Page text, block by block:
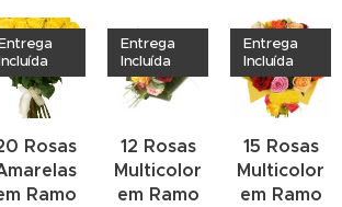
Rosas
Ramo
12 Rosas
Multicolor
em Ramo
Entrega
Incluída
15 Rosas
Multicolor
em Ramo
Entrega
Incluída